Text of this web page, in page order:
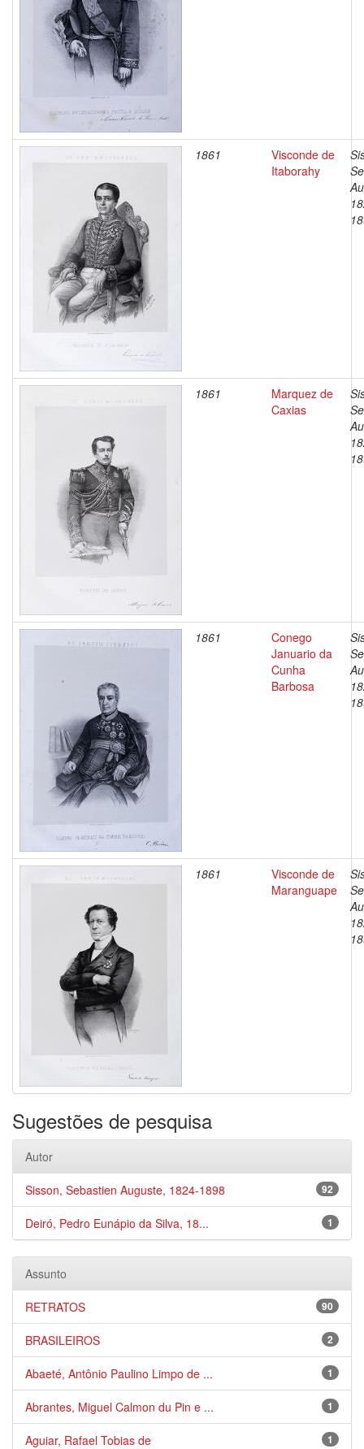
1861
Visconde de
Itaborahy
1861
Marquez de
Caxias
1861
Conego
Januario da
Cunha
Barbosa
1861
Visconde de
Maranguape
Sugestões de pesquisa
Autor
92
Sisson, Sebastien Auguste, 1824-1898
1
Deiró, Pedro Eunápio da Silva, 18...
Assunto
90
RETRATOS
2
BRASILEIROS
1
Abaeté, Antônio Paulino Limpo de ...
1
Abrantes, Miguel Calmon du Pin e ...
1
Aguiar, Rafael Tobias de